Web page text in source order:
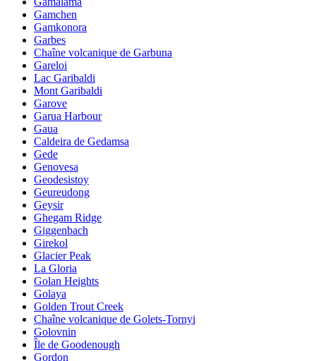
Gamchen
Gamkonora
Garbes
Chaîne volcanique de Garbuna
Gareloi
Lac Garibaldi
Mont Garibaldi
Garove
Garua Harbour
Gaua
Caldeira de Gedamsa
Gede
Genovesa
Geodesistoy
Geureudong
Geysir
Ghegam Ridge
Giggenbach
Girekol
Glacier Peak
La Gloria
Golan Heights
Golaya
Golden Trout Creek
Chaîne volcanique de Golets-Tornyi
Golovnin
Île de Goodenough
Gordon